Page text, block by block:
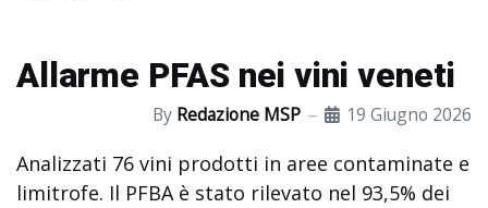
Allarme PFAS nei vini veneti
By Redazione MSP 19 Giugno 2026
Analizzati 76 vini prodotti in aree contaminate e
limitrofe. Il PFBA è stato rilevato nel 93,5% dei